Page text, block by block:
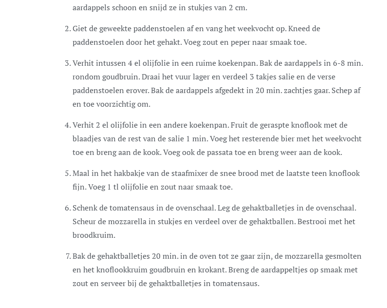
aardappels schoon en snijd ze in stukjes van 2 cm.
Giet de geweekte paddenstoelen af en vang het weekvocht op. Kneed de
paddenstoelen door het gehakt. Voeg zout en peper naar smaak toe.
Verhit intussen 4 el olijfolie in een ruime koekenpan. Bak de aardappels in 6-8 min.
rondom goudbruin. Draai het vuur lager en verdeel 3 takjes salie en de verse
paddenstoelen erover. Bak de aardappels afgedekt in 20 min. zachtjes gaar. Schep af
en toe voorzichtig om.
Verhit 2 el olijfolie in een andere koekenpan. Fruit de geraspte knoflook met de
blaadjes van de rest van de salie 1 min. Voeg het resterende bier met het weekvocht
toe en breng aan de kook. Voeg ook de passata toe en breng weer aan de kook.
Maal in het hakbakje van de staafmixer de snee brood met de laatste teen knoflook
fijn. Voeg 1 tl olijfolie en zout naar smaak toe.
Schenk de tomatensaus in de ovenschaal. Leg de gehaktballetjes in de ovenschaal.
Scheur de mozzarella in stukjes en verdeel over de gehaktballen. Bestrooi met het
broodkruim.
Bak de gehaktballetjes 20 min. in de oven tot ze gaar zijn, de mozzarella gesmolten
en het knoflookkruim goudbruin en krokant. Breng de aardappeltjes op smaak met
zout en serveer bij de gehaktballetjes in tomatensaus.